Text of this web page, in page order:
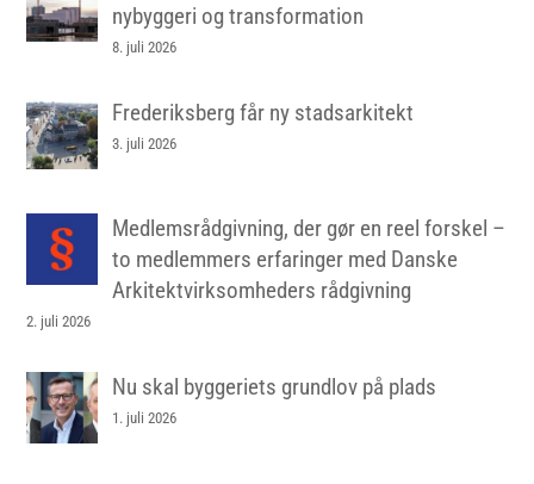
nybyggeri og transformation
8. juli 2026
Frederiksberg får ny stadsarkitekt
3. juli 2026
Medlemsrådgivning, der gør en reel forskel –
to medlemmers erfaringer med Danske
Arkitektvirksomheders rådgivning
2. juli 2026
Nu skal byggeriets grundlov på plads
1. juli 2026